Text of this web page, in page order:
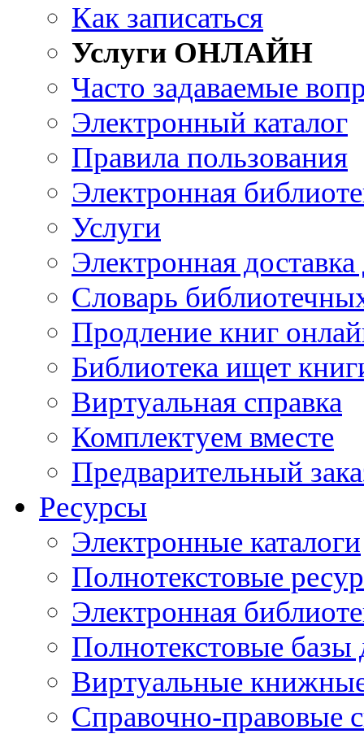
Как записаться
Услуги ОНЛАЙН
Часто задаваемые
Электронный каталог
Правила пользования
Электронная
Услуги
Электронная
Словарь
Продление книг
Библиотека ищет
Виртуальная справка
Комплектуем вместе
Предварительный
Ресурсы
Электронные каталоги
Полнотекстовые
Электронная
Полнотекстовые
Виртуальные
Справочно-правовые